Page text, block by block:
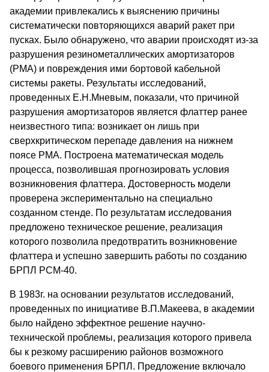
академии привлекались к выяснению причины
систематически повторяющихся аварий ракет при
пусках. Было обнаружено, что аварии происходят из-за
разрушения резинометаллических амортизаторов
(РМА) и повреждения ими бортовой кабельной
системы ракеты. Результаты исследований,
проведенных Е.Н.Мневым, показали, что причиной
разрушения амортизаторов является флаттер ранее
неизвестного типа: возникает он лишь при
сверхкритическом перепаде давления на нижнем
поясе РМА. Построена математическая модель
процесса, позволившая прогнозировать условия
возникновения флаттера. Достоверность модели
проверена экспериментально на специально
созданном стенде. По результатам исследования
предложено техническое решение, реализация
которого позволила предотвратить возникновение
флаттера и успешно завершить работы по созданию
БРПЛ РСМ-40.
В 1983г. на основании результатов исследований,
проведенных по инициативе В.П.Макеева, в академии
было найдено эффектное решение научно-
технической проблемы, реализация которого привела
бы к резкому расширению районов возможного
боевого применения БРПЛ. Предложение включало